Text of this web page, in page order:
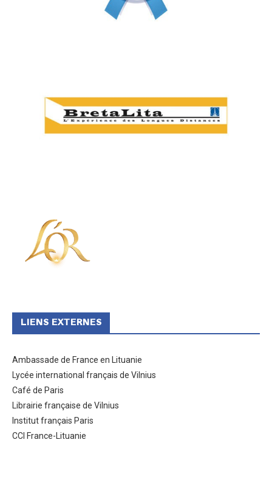
LIENS EXTERNES
Ambassade de France en Lituanie
Lycée international français de Vilnius
Café de Paris
Librairie française de Vilnius
Institut français Paris
CCI France-Lituanie